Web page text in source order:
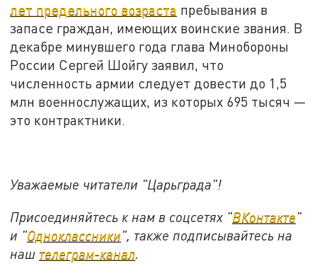
лет предельного возраста пребывания в
запасе граждан, имеющих воинские звания. В
декабре минувшего года глава Минобороны
России Сергей Шойгу заявил, что
численность армии следует довести до 1,5
млн военнослужащих, из которых 695 тысяч —
это контрактники.
Уважаемые читатели "Царьграда"!
Присоединяйтесь к нам в соцсетях "ВКонтакте"
и "Одноклассники", также подписывайтесь на
наш телеграм-канал.